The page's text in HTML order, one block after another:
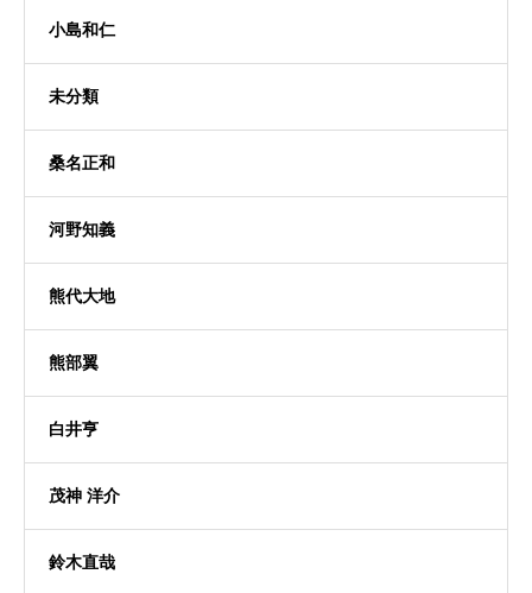
小島和仁
未分類
桑名正和
河野知義
熊代大地
熊部翼
白井亨
茂神 洋介
鈴木直哉